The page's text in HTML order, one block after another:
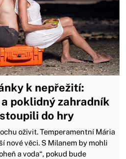
k nepřežití:
poklidný zahradník
do hry
oživit. Temperamentní Mária
nové věci. S Milanem by mohli
a voda“, pokud bude